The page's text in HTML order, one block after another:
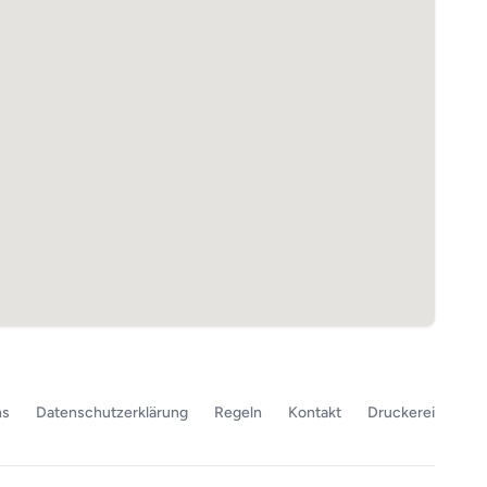
Datenschutzerklärung Regeln Kontakt Druckerei